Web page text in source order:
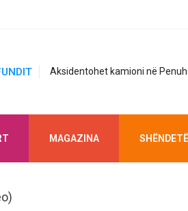
Aksidentohet kamioni në
MAGAZINA